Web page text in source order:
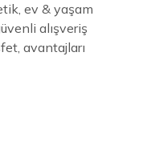
ev & yaşam
alışveriş
avantajları